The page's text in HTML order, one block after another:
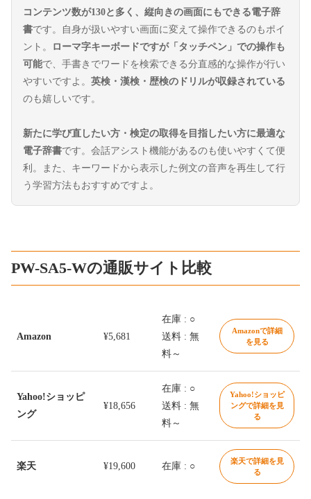
コンテンツ数が130と多く、縦向きの画面にもできる電子辞
書です。自身が扱いやすい画面に変えて操作できるのもポイ
ント。
ローマ字キーボードですが「タッチペン」での操作も
可能で、手書きでワードを検索できる分直感的な操作が行い
やすいですよ。 英検・漢検・歴検のドリルが収録されている
のも嬉しいです。
新たに学び直したい方・検定の取得を目指したい方に最適な
電子辞書です。会話アシスト機能があるのも使いやすくて便
利。また、キーワードから表示した例文の音声を再生して行
う学習方法もおすすめですよ。
PW-SA5-Wの通販サイト比較
Amazon ¥5,681
在庫 : ○
送料 : 無
料～
Amazonで詳細
を見る
Yahoo!ショッピ
ング
¥18,656
在庫 : ○
送料 : 無
料～
Yahoo!ショッピ
ングで詳細を見
る
楽天 ¥19,600 在庫 : ○
楽天で詳細を見
る